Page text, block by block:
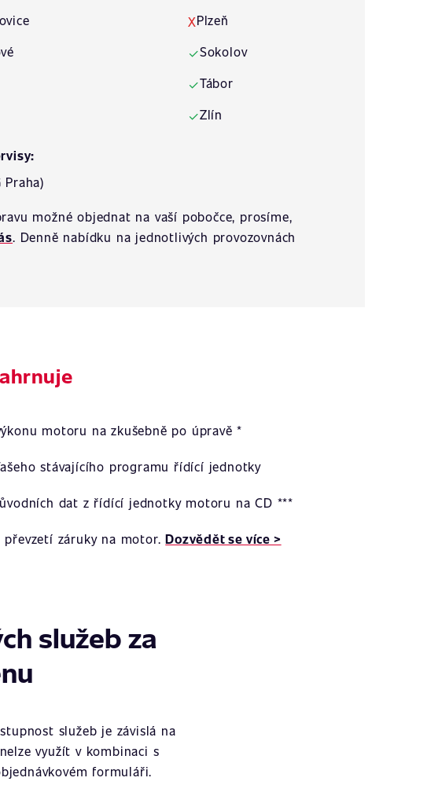
XPlzeň
✓Sokolov
✓Tábor
✓Zlín
Praha)
možné objednat na vaší pobočce, prosíme,
. Denně nabídku na jednotlivých provozovnách
motoru na zkušebně po úpravě *
stávajícího programu řídící jednotky
dat z řídící jednotky motoru na CD ***
převzetí záruky na motor.Dozvědět se více >
služeb za
služeb je závislá na
využít v kombinaci s
formuláři.